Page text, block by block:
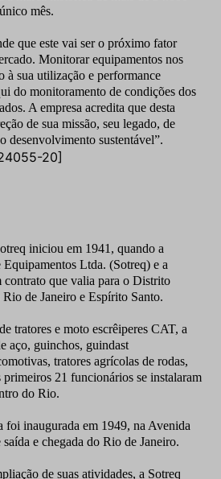
mês.
que este vai ser o próximo fator
Monitorar equipamentos nos
à sua utilização e performance
do monitoramento de condições dos
A empresa acredita que desta
de sua missão, seu legado, de
desenvolvimento sustentável”.
20]
iniciou em 1941, quando a
Equipamentos Ltda. (Sotreq) e a
que valia para o Distrito
de Janeiro e Espírito Santo.
tratores e moto escrêiperes CAT, a
aço, guinchos, guindast
tratores agrícolas de rodas,
primeiros 21 funcionários se instalaram
do Rio.
foi inaugurada em 1949, na Avenida
e chegada do Rio de Janeiro.
de suas atividades, a Sotreq